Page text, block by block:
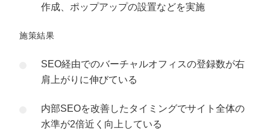
作成、ポップアップの設置などを実施
施策結果
SEO経由でのバーチャルオフィスの登録数が右
肩上がりに伸びている
内部SEOを改善したタイミングでサイト全体の
水準が2倍近く向上している